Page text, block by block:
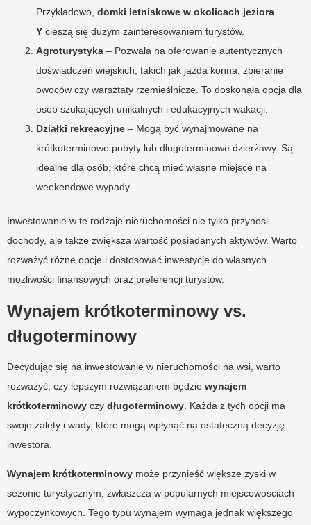
Przykładowo, domki letniskowe w okolicach jeziora
Y cieszą się dużym zainteresowaniem turystów.
Agroturystyka – Pozwala na oferowanie autentycznych
doświadczeń wiejskich, takich jak jazda konna, zbieranie
owoców czy warsztaty rzemieślnicze. To doskonała opcja dla
osób szukających unikalnych i edukacyjnych wakacji.
Działki rekreacyjne – Mogą być wynajmowane na
krótkoterminowe pobyty lub długoterminowe dzierżawy. Są
idealne dla osób, które chcą mieć własne miejsce na
weekendowe wypady.
Inwestowanie w te rodzaje nieruchomości nie tylko przynosi
dochody, ale także zwiększa wartość posiadanych aktywów. Warto
rozważyć różne opcje i dostosować inwestycje do własnych
możliwości finansowych oraz preferencji turystów.
Wynajem krótkoterminowy vs.
długoterminowy
Decydując się na inwestowanie w nieruchomości na wsi, warto
rozważyć, czy lepszym rozwiązaniem będzie wynajem
krótkoterminowy czy długoterminowy. Każda z tych opcji ma
swoje zalety i wady, które mogą wpłynąć na ostateczną decyzję
inwestora.
Wynajem krótkoterminowy może przynieść większe zyski w
sezonie turystycznym, zwłaszcza w popularnych miejscowościach
wypoczynkowych. Tego typu wynajem wymaga jednak większego